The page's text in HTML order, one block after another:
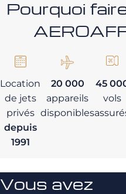
Pourquoi
Location
de jets
privés
depuis
1991
20 000
appareils
disponibles
45
vols
Vous avez